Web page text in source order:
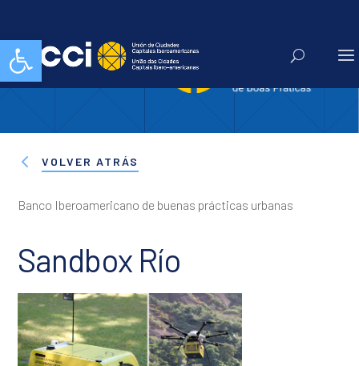
Abrir barra de herramientas
VOLVER ATRÁS
Banco Iberoamericano de buenas prácticas urbanas
Sandbox Río